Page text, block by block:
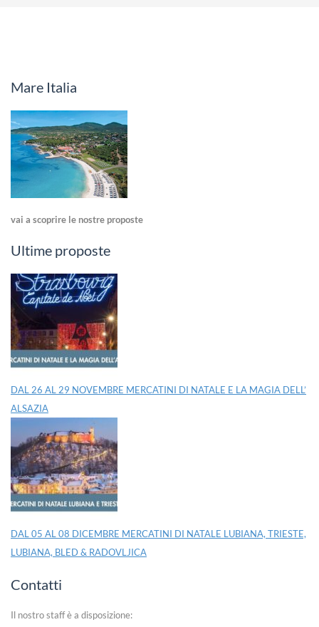
Mare Italia
vai a scoprire le nostre proposte
Ultime proposte
DAL 26 AL 29 NOVEMBRE MERCATINI DI NATALE E LA MAGIA DELL’
ALSAZIA
DAL 05 AL 08 DICEMBRE MERCATINI DI NATALE LUBIANA, TRIESTE,
LUBIANA, BLED & RADOVLJICA
Contatti
Il nostro staff è a disposizione: